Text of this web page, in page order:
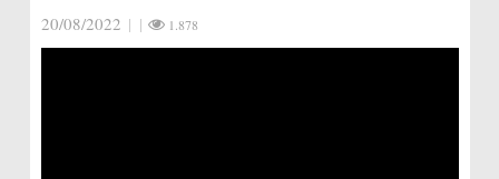
20/08/2022 | | 1.878